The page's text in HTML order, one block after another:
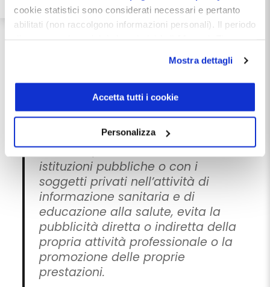
cookie statistici sono considerati necessari e pertanto
abilitati (non raccolgono informazioni personali). Il periodo
indirizzo:dentistamanager.it/contatti-dentista-
Chiudendo questo banner tramite apposita X in alto a
Mostra dettagli
Accetta tutti i cookie
Personalizza
Il medico promuove e attua
un’informazione sanitaria
prudente, fondata sulle conoscenze
notizie che alimentino aspettative
o timori infondati o, in ogni caso,
idonee a determinare un
pregiudizio dell’interesse generale.
Il medico, nel collaborare con le
istituzioni pubbliche o con i
soggetti privati nell’attività di
informazione sanitaria e di
educazione alla salute, evita la
pubblicità diretta o indiretta della
propria attività professionale o la
promozione delle proprie
prestazioni.